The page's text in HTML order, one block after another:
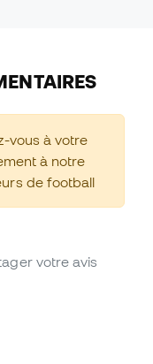
vous à votre
à notre
de football
votre avis